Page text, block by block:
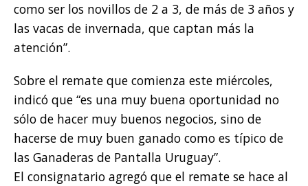
como ser los novillos de 2 a 3, de más de 3 años y
las vacas de invernada, que captan más la
atención”.
Sobre el remate que comienza este miércoles,
indicó que “es una muy buena oportunidad no
sólo de hacer muy buenos negocios, sino de
hacerse de muy buen ganado como es típico de
las Ganaderas de Pantalla Uruguay”.
El consignatario agregó que el remate se hace al